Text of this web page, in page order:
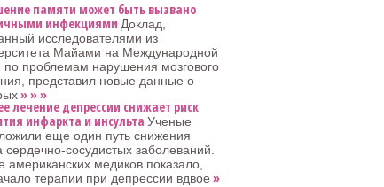
памяти может быть вызвано
инфекциями Доклад,
исследователями из
Майами на Международной
проблемам нарушения мозгового
представил новые данные о
» » »
лечение депрессии снижает риск
инфаркта и инсульта Ученые
еще один путь снижения
сердечно-сосудистых заболеваний.
американских медиков показало,
терапии при депрессии вдвое »